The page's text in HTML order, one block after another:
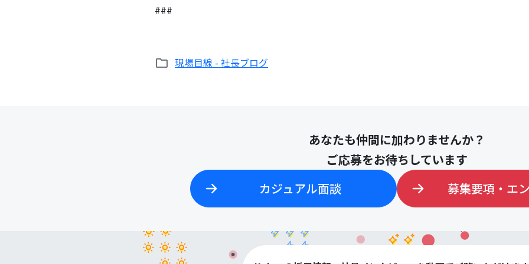
###
現場目線 - 社長ブログ
あなたも仲間に加わりませんか？
ご応募をお待ちしています
カジュアル面談
募集要項・エ